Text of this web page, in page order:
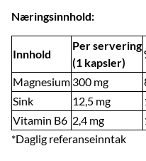
Næringsinnhold:
Innhold
Per servering
(1 kapsler)
Magnesium 300 mg
Sink
12,5 mg
Vitamin B6 2,4 mg
*Daglig referanseinntak